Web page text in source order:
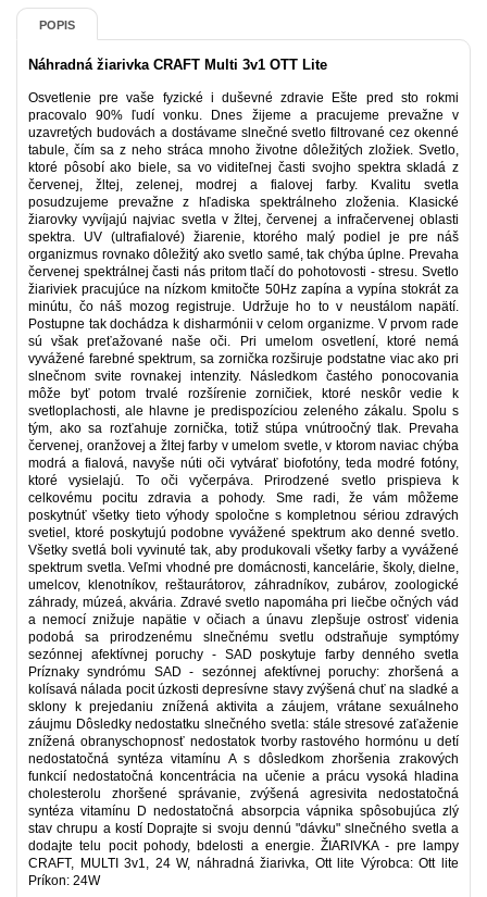
POPIS
Náhradná žiarivka CRAFT Multi 3v1 OTT Lite
Osvetlenie pre vaše fyzické i duševné zdravie Ešte pred sto rokmi
pracovalo 90% ľudí vonku. Dnes žijeme a pracujeme prevažne v
uzavretých budovách a dostávame slnečné svetlo filtrované cez okenné
tabule, čím sa z neho stráca mnoho životne dôležitých zložiek. Svetlo,
ktoré pôsobí ako biele, sa vo viditeľnej časti svojho spektra skladá z
červenej, žltej, zelenej, modrej a fialovej farby. Kvalitu svetla
posudzujeme prevažne z hľadiska spektrálneho zloženia. Klasické
žiarovky vyvíjajú najviac svetla v žltej, červenej a infračervenej oblasti
spektra. UV (ultrafialové) žiarenie, ktorého malý podiel je pre náš
organizmus rovnako dôležitý ako svetlo samé, tak chýba úplne. Prevaha
červenej spektrálnej časti nás pritom tlačí do pohotovosti - stresu. Svetlo
žiariviek pracujúce na nízkom kmitočte 50Hz zapína a vypína stokrát za
minútu, čo náš mozog registruje. Udržuje ho to v neustálom napätí.
Postupne tak dochádza k disharmónii v celom organizme. V prvom rade
sú však preťažované naše oči. Pri umelom osvetlení, ktoré nemá
vyvážené farebné spektrum, sa zornička rozširuje podstatne viac ako pri
slnečnom svite rovnakej intenzity. Následkom častého ponocovania
môže byť potom trvalé rozšírenie zorničiek, ktoré neskôr vedie k
svetloplachosti, ale hlavne je predispozíciou zeleného zákalu. Spolu s
tým, ako sa rozťahuje zornička, totiž stúpa vnútroočný tlak. Prevaha
červenej, oranžovej a žltej farby v umelom svetle, v ktorom naviac chýba
modrá a fialová, navyše núti oči vytvárať biofotóny, teda modré fotóny,
ktoré vysielajú. To oči vyčerpáva. Prirodzené svetlo prispieva k
celkovému pocitu zdravia a pohody. Sme radi, že vám môžeme
poskytnúť všetky tieto výhody spoločne s kompletnou sériou zdravých
svetiel, ktoré poskytujú podobne vyvážené spektrum ako denné svetlo.
Všetky svetlá boli vyvinuté tak, aby produkovali všetky farby a vyvážené
spektrum svetla. Veľmi vhodné pre domácnosti, kancelárie, školy, dielne,
umelcov, klenotníkov, reštaurátorov, záhradníkov, zubárov, zoologické
záhrady, múzeá, akvária. Zdravé svetlo napomáha pri liečbe očných vád
a nemocí znižuje napätie v očiach a únavu zlepšuje ostrosť videnia
podobá sa prirodzenému slnečnému svetlu odstraňuje symptómy
sezónnej afektívnej poruchy - SAD poskytuje farby denného svetla
Príznaky syndrómu SAD - sezónnej afektívnej poruchy: zhoršená a
kolísavá nálada pocit úzkosti depresívne stavy zvýšená chuť na sladké a
sklony k prejedaniu znížená aktivita a záujem, vrátane sexuálneho
záujmu Dôsledky nedostatku slnečného svetla: stále stresové zaťaženie
znížená obranyschopnosť nedostatok tvorby rastového hormónu u detí
nedostatočná syntéza vitamínu A s dôsledkom zhoršenia zrakových
funkcií nedostatočná koncentrácia na učenie a prácu vysoká hladina
cholesterolu zhoršené správanie, zvýšená agresivita nedostatočná
syntéza vitamínu D nedostatočná absorpcia vápnika spôsobujúca zlý
stav chrupu a kostí Doprajte si svoju dennú "dávku" slnečného svetla a
dodajte telu pocit pohody, bdelosti a energie. ŽIARIVKA - pre lampy
CRAFT, MULTI 3v1, 24 W, náhradná žiarivka, Ott lite Výrobca: Ott lite
Príkon: 24W